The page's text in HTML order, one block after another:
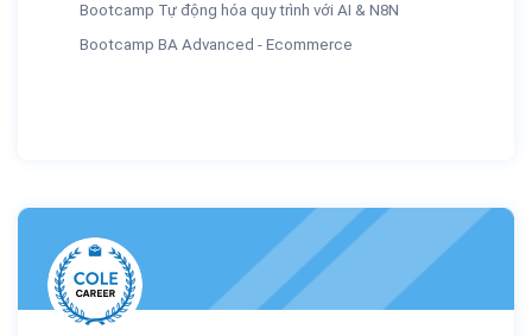
Bootcamp Tự động hóa quy trình với AI & N8N
Bootcamp BA Advanced - Ecommerce